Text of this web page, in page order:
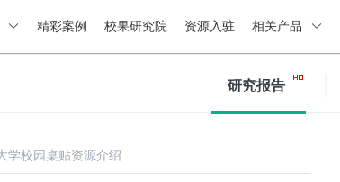
精彩案例 校果研究院 资源入驻 相关产品
研究报告
学校园桌贴资源介绍